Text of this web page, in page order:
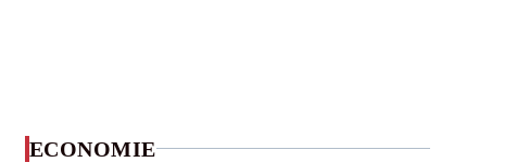
ECONOMIE